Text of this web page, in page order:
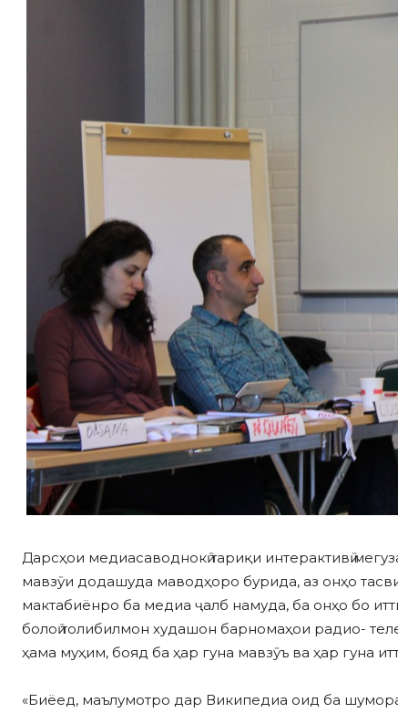
Дарсҳои медиасаводнокӣ тариқи интерактивӣ
мавзӯи додашуда маводҳоро бурида, аз онҳо
мактабиёнро ба медиа ҷалб намуда, ба онҳо бо
болоӣ толибилмон худашон барномаҳои радио-
ҳама муҳим, бояд ба ҳар гуна мавзӯъ ва ҳар гуна
«Биёед, маълумотро дар Википедиа оид ба